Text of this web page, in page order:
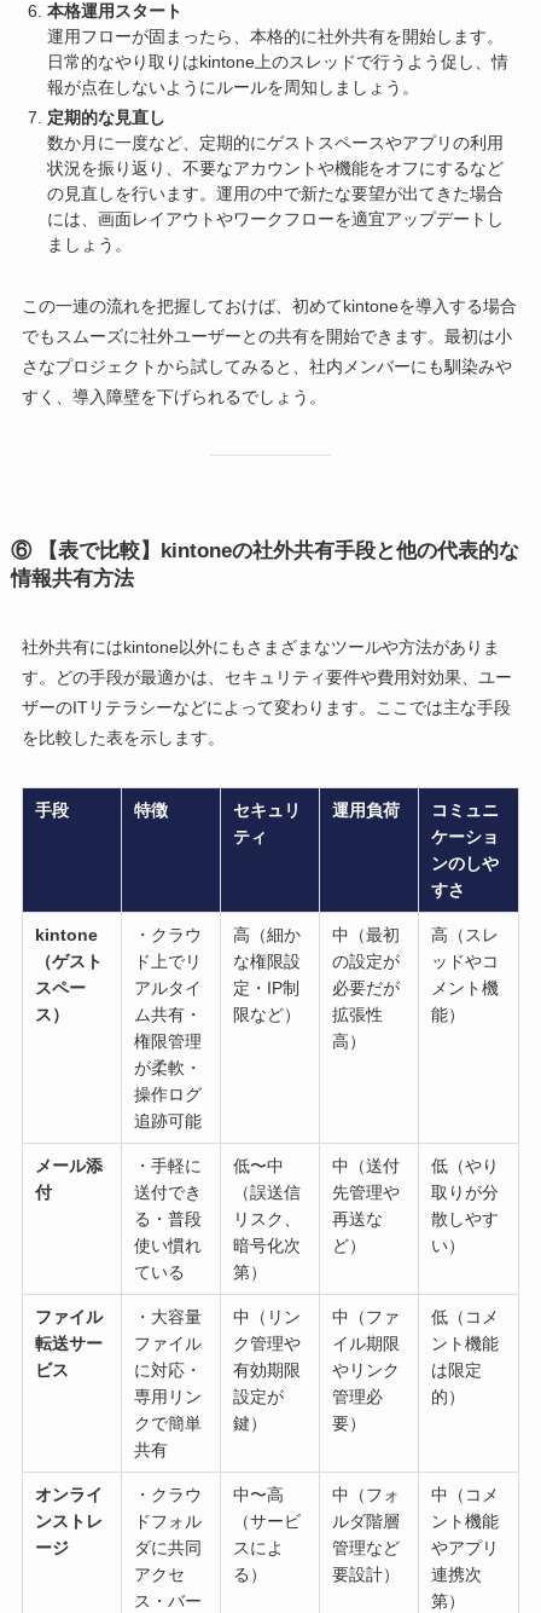
本格運用スタート
運用フローが固まったら、本格的に社外共有を開始します。
日常的なやり取りはkintone上のスレッドで行うよう促し、情
報が点在しないようにルールを周知しましょう。
定期的な見直し
数か月に一度など、定期的にゲストスペースやアプリの利用
状況を振り返り、不要なアカウントや機能をオフにするなど
の見直しを行います。運用の中で新たな要望が出てきた場合
には、画面レイアウトやワークフローを適宜アップデートし
ましょう。
この一連の流れを把握しておけば、初めてkintoneを導入する場合
でもスムーズに社外ユーザーとの共有を開始できます。最初は小
さなプロジェクトから試してみると、社内メンバーにも馴染みや
すく、導入障壁を下げられるでしょう。
⑥
【表で比較】kintoneの社外共有手段と他の代表的な
情報共有方法
社外共有にはkintone以外にもさまざまなツールや方法がありま
す。どの手段が最適かは、セキュリティ要件や費用対効果、ユー
ザーのITリテラシーなどによって変わります。ここでは主な手段
を比較した表を示します。
手段 特徴
セキュリ
ティ
運用負荷
コミュニ
ケーショ
ンのしや
すさ
kintone
（ゲスト
スペー
ス）
・クラウ
ド上でリ
アルタイ
ム共有・
権限管理
が柔軟・
操作ログ
追跡可能
高（細か
な権限設
定・IP制
限など）
中（最初
の設定が
必要だが
拡張性
高）
高（スレ
ッドやコ
メント機
能）
メール添
付
・手軽に
送付でき
る・普段
使い慣れ
ている
低〜中
（誤送信
リスク、
暗号化次
第）
中（送付
先管理や
再送な
ど）
低（やり
取りが分
散しやす
い）
ファイル
転送サー
ビス
・大容量
ファイル
に対応・
専用リン
クで簡単
共有
中（リン
ク管理や
有効期限
設定が
鍵）
中（ファ
イル期限
やリンク
管理必
要）
低（コメ
ント機能
は限定
的）
オンライ
ンストレ
ージ
・クラウ
ドフォル
ダに共同
アクセ
ス・バー
中〜高
（サービ
スによ
る）
中（フォ
ルダ階層
管理など
要設計）
中（コメ
ント機能
やアプリ
連携次
第）